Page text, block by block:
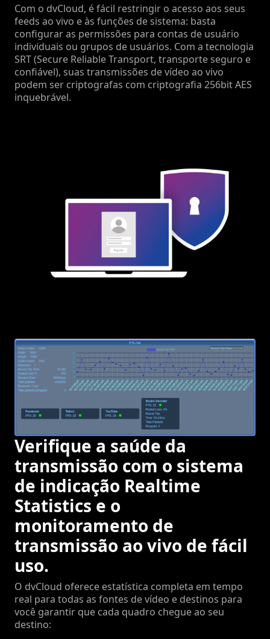
Com o dvCloud, é fácil restringir o acesso aos seus
feeds ao vivo e às funções de sistema: basta
configurar as permissões para contas de usuário
individuais ou grupos de usuários. Com a tecnologia
SRT (Secure Reliable Transport, transporte seguro e
confiável), suas transmissões de vídeo ao vivo
podem ser criptografas com criptografia 256bit AES
inquebrável.
Verifique a saúde da
transmissão com o sistema
de indicação Realtime
Statistics e o
monitoramento de
transmissão ao vivo de fácil
uso.
O dvCloud oferece estatística completa em tempo
real para todas as fontes de vídeo e destinos para
você garantir que cada quadro chegue ao seu
destino: